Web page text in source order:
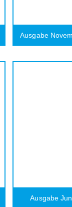
Ausgabe
Ausgabe